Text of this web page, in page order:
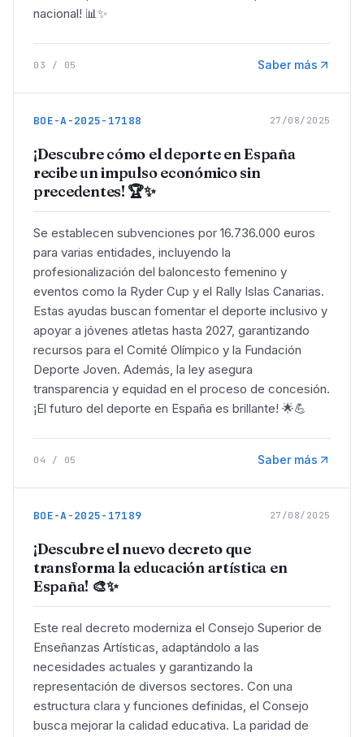
nacional! 📊✨
03 / 05 Saber más
BOE-A-2025-17188 27/08/2025
¡Descubre cómo el deporte en España
recibe un impulso económico sin
precedentes! 🏆✨
Se establecen subvenciones por 16.736.000 euros
para varias entidades, incluyendo la
profesionalización del baloncesto femenino y
eventos como la Ryder Cup y el Rally Islas Canarias.
Estas ayudas buscan fomentar el deporte inclusivo y
apoyar a jóvenes atletas hasta 2027, garantizando
recursos para el Comité Olímpico y la Fundación
Deporte Joven. Además, la ley asegura
transparencia y equidad en el proceso de concesión.
¡El futuro del deporte en España es brillante! 🌟💪
04 / 05 Saber más
BOE-A-2025-17189 27/08/2025
¡Descubre el nuevo decreto que
transforma la educación artística en
España! 🎨✨
Este real decreto moderniza el Consejo Superior de
Enseñanzas Artísticas, adaptándolo a las
necesidades actuales y garantizando la
representación de diversos sectores. Con una
estructura clara y funciones definidas, el Consejo
busca mejorar la calidad educativa. La paridad de